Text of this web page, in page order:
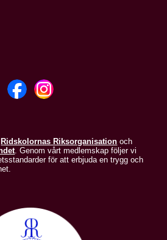
Ridskolornas Riksorganisation och
. Genom vårt medlemskap följer vi
för att erbjuda en trygg och